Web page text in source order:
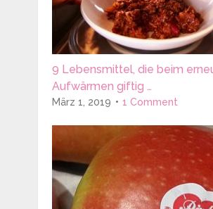
9 Lebensmittel, die beim
Aufwärmen giftig …
März 1, 2019 1 Comment